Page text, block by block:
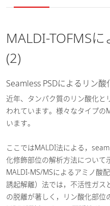
MALDI-TOFMS
(2)
Seamless PSDによるリン
近年、タンパク質のリン酸化と
われています。様々なタイプの
います。
ここではMALDI法による，
化修飾部位の解析方法について
MALDI-MS/MSによるアミノ酸
誘起解離）法では，不活性ガス
の脱離が著しく，リン酸化部位